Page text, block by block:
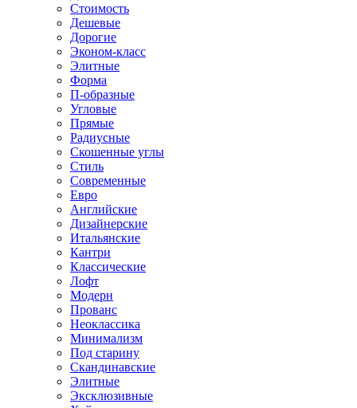
Стоимость
Дешевые
Дорогие
Эконом-класс
Элитные
Форма
П-образные
Угловые
Прямые
Радиусные
Скошенные углы
Стиль
Современные
Евро
Английские
Дизайнерские
Итальянские
Кантри
Классические
Лофт
Модерн
Прованс
Неоклассика
Минимализм
Под старину
Скандинавские
Элитные
Эксклюзивные